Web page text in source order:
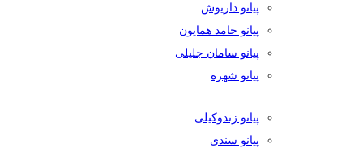
پیانو داریوش
پیانو حامد همایون
پیانو سامان جلیلی
پیانو شهره
پیانو زندوکیلی
پیانو سندی